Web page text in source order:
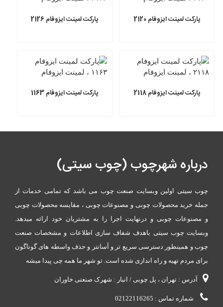
پارکت لمینت ایزوفام 2120 پارکت لمینت ایزوفام 2126
پارکت لمینت ایزوفام 2118 پارکت لمینت ایزوفام 1163
درباره شهرچوب (چوب سیتی)
چوب سیتی اولین وبسایت صنعت چوب می باشد که تمامی خدمات از
جمله خرید محصولات چوبی و مصنوعات چوبی ، مقایسه محصولات چوبی
و مصنوعات چوبی و درنهایت اجرا را به مشتریان خود ارائه میدهد.
وبسایت چوب سیتی باهدف شفاف سازی اطلاعات و مشخصات صنعت
چوب و همینطور دسترسی سریع تر و آسانتر و حذف واسطه های گوناگون
برای مردم تهیه و راه اندازی شده است. تو شهر ما همه چی پیدا میشه
آدرس : تهران ، پل چوبی / انبار : شهرک صنعتی خاوران
شماره تماس : 02122116265